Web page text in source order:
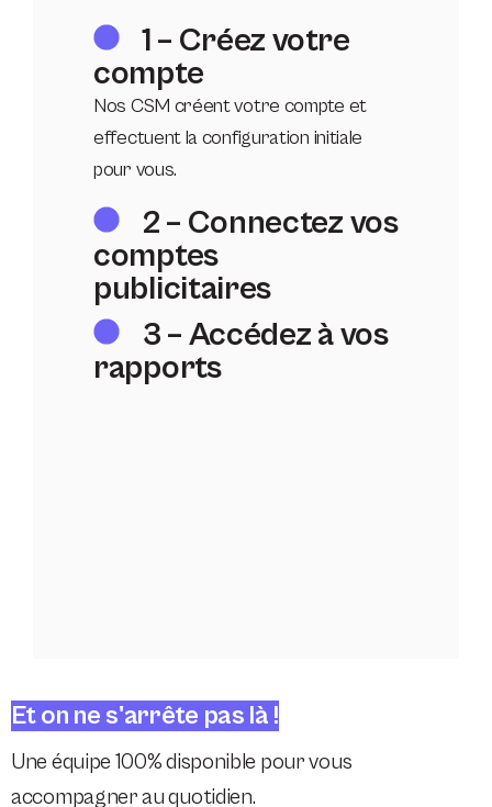
1 – Créez votre
compte
Nos CSM créent votre compte et
effectuent la configuration initiale
pour vous.
2 – Connectez vos
comptes
publicitaires
3 – Accédez à vos
rapports
Et on ne s'arrête pas là !
Une équipe 100% disponible pour vous
accompagner au quotidien.